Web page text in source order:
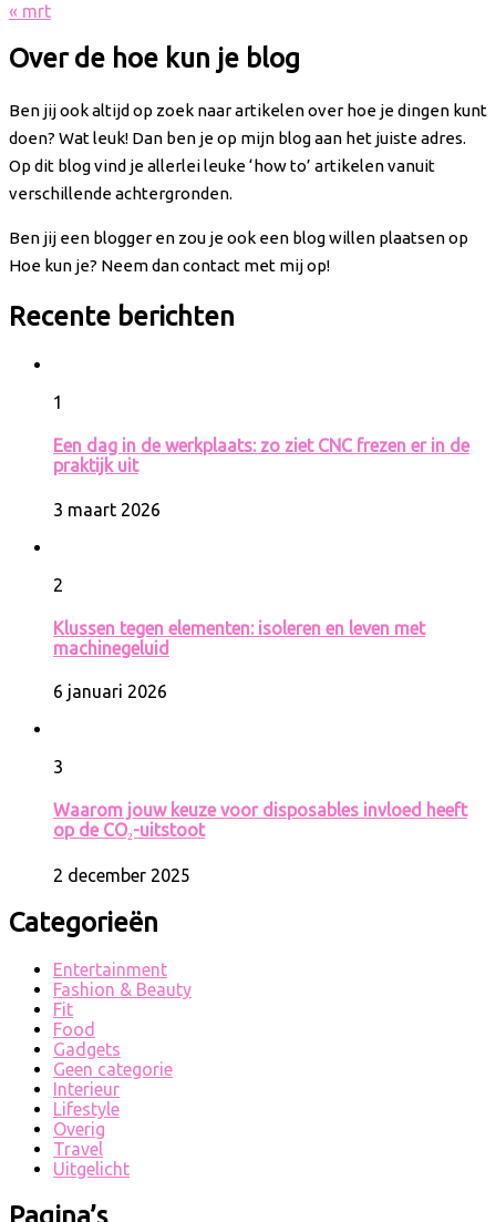
« mrt
Over de hoe kun je blog
Ben jij ook altijd op zoek naar artikelen over hoe je dingen kunt
doen? Wat leuk! Dan ben je op mijn blog aan het juiste adres.
Op dit blog vind je allerlei leuke ‘how to’ artikelen vanuit
verschillende achtergronden.
Ben jij een blogger en zou je ook een blog willen plaatsen op
Hoe kun je? Neem dan contact met mij op!
Recente berichten
1
Een dag in de werkplaats: zo ziet CNC frezen er in de
praktijk uit
3 maart 2026
2
Klussen tegen elementen: isoleren en leven met
machinegeluid
6 januari 2026
3
Waarom jouw keuze voor disposables invloed heeft
op de CO₂-uitstoot
2 december 2025
Categorieën
Entertainment
Fashion & Beauty
Fit
Food
Gadgets
Geen categorie
Interieur
Lifestyle
Overig
Travel
Uitgelicht